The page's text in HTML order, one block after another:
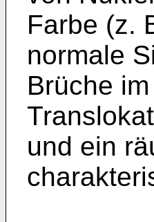
Farbe (z.
normale
Brüche
und ein